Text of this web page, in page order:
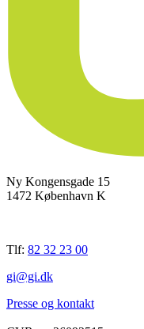
Ny Kongensgade 15
1472 København K
Tlf: 82 32 23 00
gi@gi.dk
Presse og kontakt